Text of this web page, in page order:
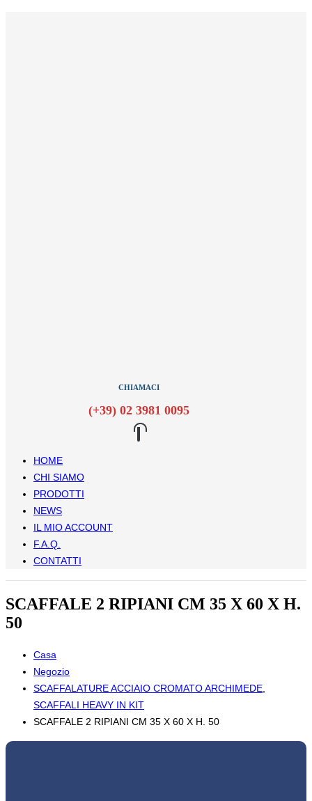
CHIAMACI
(+39) 02 3981 0095
HOME
CHI SIAMO
PRODOTTI
NEWS
IL MIO ACCOUNT
F.A.Q.
CONTATTI
SCAFFALE 2 RIPIANI CM 35 X 60 X H.
50
Casa
Negozio
SCAFFALATURE ACCIAIO CROMATO ARCHIMEDE
SCAFFALI HEAVY IN KIT
SCAFFALE 2 RIPIANI CM 35 X 60 X H. 50